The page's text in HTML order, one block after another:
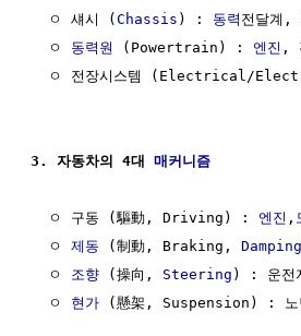
  ㅇ 섀시 (
Chassis ) : 동력 전달계,
  ㅇ
동력원 (Powertrain) : 엔진 ,
ㅇ 전장시스템 (Electrical/
3. 자동차의 4대 매커니즘
  ㅇ 구동 (驅動, Driving) :
엔진 ,
  ㅇ
제동 (制動, Braking, Damping
  ㅇ
조향 (操向, Steering ) : 운전
  ㅇ
현가 (懸架, Suspension) : 노